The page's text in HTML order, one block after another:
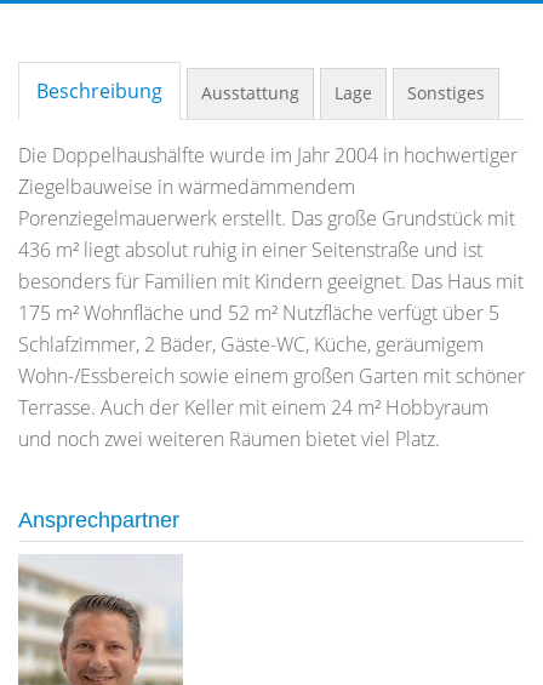
Beschreibung Ausstattung Lage Sonstiges
Die Doppelhaushälfte wurde im Jahr 2004 in hochwertiger
Ziegelbauweise in wärmedämmendem
Porenziegelmauerwerk erstellt. Das große Grundstück mit
436 m² liegt absolut ruhig in einer Seitenstraße und ist
besonders für Familien mit Kindern geeignet. Das Haus mit
175 m² Wohnfläche und 52 m² Nutzfläche verfügt über 5
Schlafzimmer, 2 Bäder, Gäste-WC, Küche, geräumigem
Wohn-/Essbereich sowie einem großen Garten mit schöner
Terrasse. Auch der Keller mit einem 24 m² Hobbyraum
und noch zwei weiteren Räumen bietet viel Platz.
Ansprechpartner